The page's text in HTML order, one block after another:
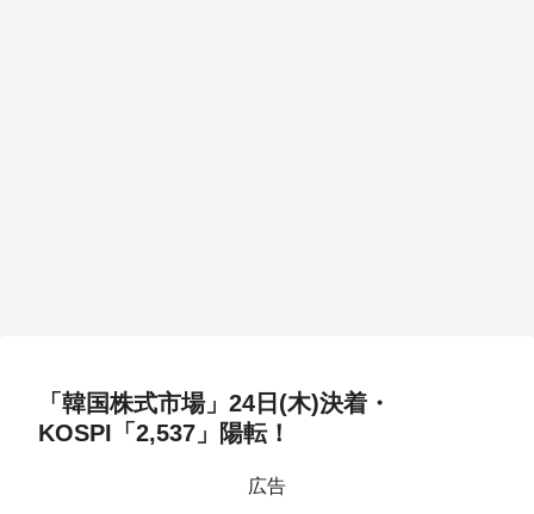
「韓国株式市場」24日(木)決着・
KOSPI「2,537」陽転！
広告